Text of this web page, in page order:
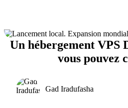
Un hébergement VPS
vous pouvez
Gad Iradufasha